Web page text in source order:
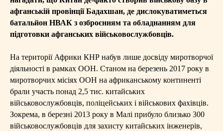
афганській провінції Бадахшан, де дислокуватиметься
батальйон НВАК з озброєнням та обладнанням для
підготовки афганських військовослужбовців.
На території Африки КНР набув лише досвіду миротворчої
діяльності в рамках ООН. Станом на березень 2017 року в
миротворчих місіях ООН на африканському континенті
брали участь понад 2,5 тис. китайських
військовослужбовців, поліцейських і військових фахівців.
Зокрема, в березні 2013 року в Малі прибуло близько 300
військовослужбовців для захисту китайських інженерів,